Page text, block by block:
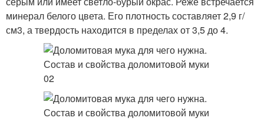
минерал белого цвета. Его плотность составляет 2,9 г/
см3, а твердость находится в пределах от 3,5 до 4.